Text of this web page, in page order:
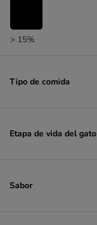
> 15%
Tipo de comida
Etapa de vida del gato
Sabor